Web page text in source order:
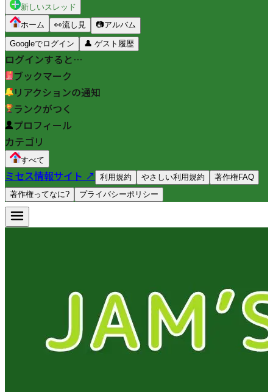
新しいスレッド
ホーム
👀流し見 📷アルバム
Googleでログイン 👤 ゲスト履歴
ログインすると…
ブックマーク
リアクションの通知
ランクがつく
プロフィール
カテゴリ
すべて
ミセス情報サイト ↗ 利用規約 やさしい利用規約
著作権FAQ
著作権ってなに?
プライバシーポリシー